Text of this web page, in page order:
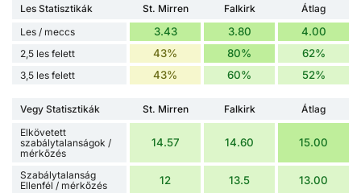
Les Statisztikák St. Mirren Falkirk
Átlag
Les / meccs
3.43 3.80 4.00
2,5 les felett 43% 80% 62%
3,5 les felett 43% 60% 52%
Vegy Statisztikák St. Mirren Falkirk
Átlag
Elkövetett
szabálytalanságok /
mérkőzés
14.57 14.60 15.00
Szabálytalanság
Ellenfél / mérkőzés
12 13.5 13.00